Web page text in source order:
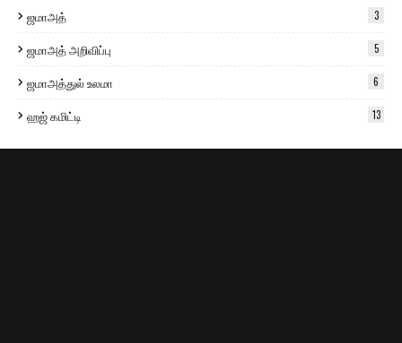
ஜமாஅத் 3
ஜமாஅத் அறிவிப்பு 5
ஜமாஅத்துல் உலமா 6
ஹஜ் கமிட்டி 13